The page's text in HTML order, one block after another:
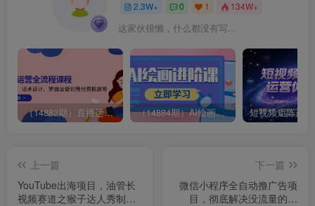
2.3W+ 0 1 134W+
这家伙很懒，什么都没有写...
（14882期）直播运营全流程课程-5月更新：从起号、话术设计、罗盘运营到微付费投放等 （14884期）AI绘画进阶课，涵盖电商摄影等多领域，PS操作与AI工具使用全面教学
上一篇
YouTube出海项目，油管长
视频赛道之猴子达人秀制作
下一篇
微信小程序全自动撸广告项
目，彻底解决没流量的问